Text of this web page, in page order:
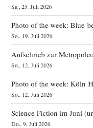
Sa., 25. Juli 2026
Photo of the week: Blue
So., 19. Juli 2026
Aufschrieb zur
So., 12. Juli 2026
Photo of the week: Köln
So., 12. Juli 2026
Science Fiction im Juni
Do., 9. Juli 2026